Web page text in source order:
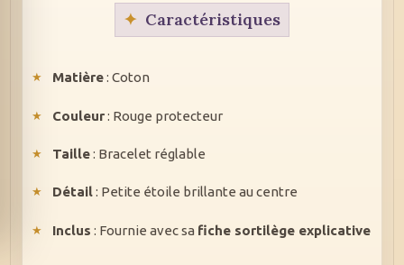
Caractéristiques
Matière: Coton
Couleur: Rouge protecteur
Taille: Bracelet réglable
Détail: Petite étoile brillante au centre
Inclus : Fournie avec sa fiche sortilège explicative